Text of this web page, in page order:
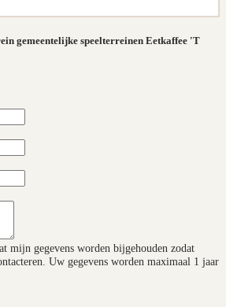
gemeentelijke speelterreinen Eetkaffee 'T
mijn gegevens worden bijgehouden zodat
Uw gegevens worden maximaal 1 jaar